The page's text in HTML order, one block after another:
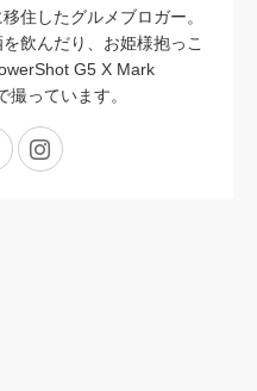
住したグルメブロガー。
飲んだり、お姫様抱っこ
G5 X Mark
っています。
FacebookInstagram